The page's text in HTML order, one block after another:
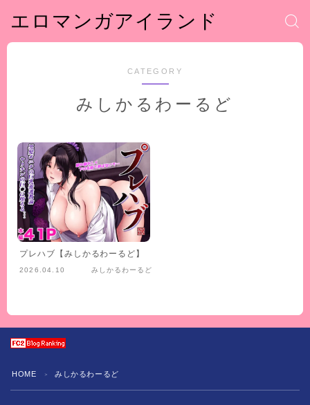
エロマンガアイランド
CATEGORY
みしかるわーるど
プレハブ【みしかるわーるど】
2026.04.10 みしかるわーるど
HOME ＞ みしかるわーるど